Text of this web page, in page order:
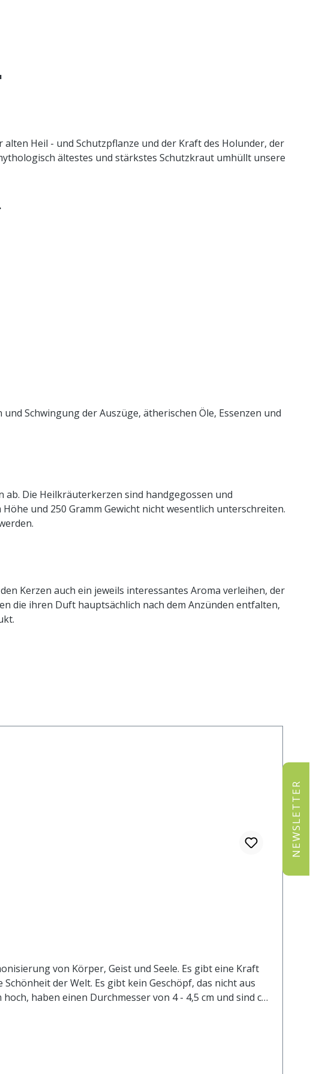
Heil - und Schutzpflanze und der Kraft des Holunder, der
ältestes und stärkstes Schutzkraut umhüllt unsere
Schwingung der Auszüge, ätherischen Öle, Essenzen und
Die Heilkräuterkerzen sind handgegossen und
und 250 Gramm Gewicht nicht wesentlich unterschreiten.
Kerzen auch ein jeweils interessantes Aroma verleihen, der
die ihren Duft hauptsächlich nach dem Anzünden entfalten,
von Körper, Geist und Seele. Es gibt eine Kraft
der Welt. Es gibt kein Geschöpf, das nicht aus
haben einen Durchmesser von 4 - 4,5 cm und sind ca.
NEWSLETTER